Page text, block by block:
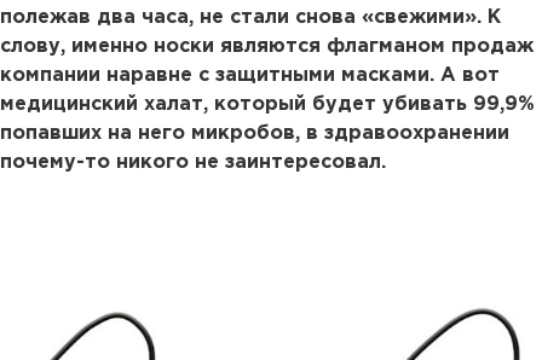
полежав два часа, не стали снова «свежими». К
слову, именно носки являются флагманом продаж
компании наравне с защитными масками. А вот
медицинский халат, который будет убивать 99,9%
попавших на него микробов, в здравоохранении
почему-то никого не заинтересовал.